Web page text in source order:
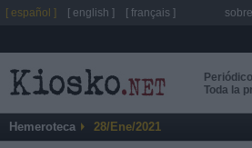
Toda la
Hemeroteca 28/Ene/2021
[ español ] [ english ] [ français ]